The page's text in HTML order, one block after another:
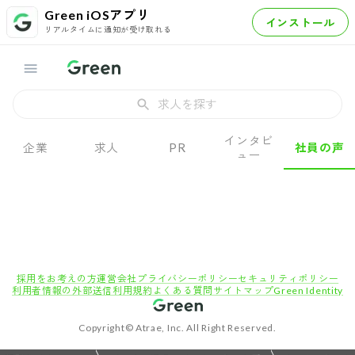
Green iOSアプリ
リアルタイムに通知が受け取れる インストール
求人を探す
企業 求人 PR
インタビ
ュー
社員の声
採用をお考えの方運営会社 プライバシーポリシーセキュリティポリシー
利用者情報の外部送信利用規約 よくある質問 サイトマップGreen Identity
Copyright© Atrae, Inc. All Right Reserved.